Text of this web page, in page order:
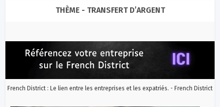
THÈME - TRANSFERT D’ARGENT
French District : Le lien entre les entreprises et les expatriés. - French District